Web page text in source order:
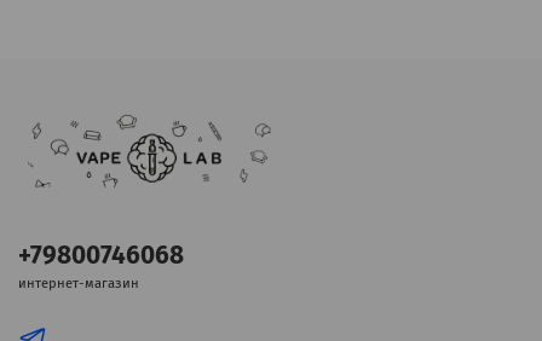
+79800746068
интернет-магазин